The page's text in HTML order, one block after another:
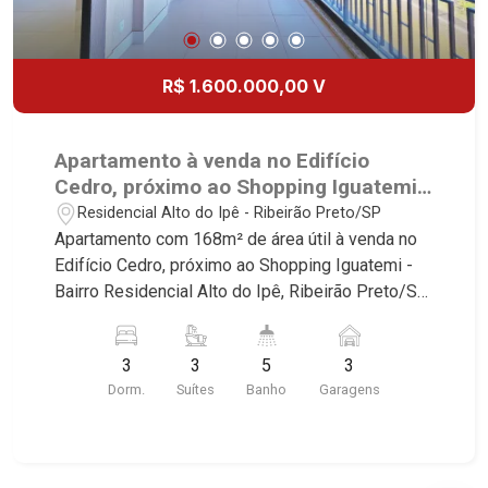
Jardim Califórnia, Quinta da Primavera, Bonfim
Paulista, Vila Seixas, Jardim Paulista, Jardim
Paulistano, Lagoinha, Ribeirânia, Nova Ribeirânia,
Jardim Macedo, Jardim São Luiz, Centro, Jardim
Jardim Ana Maria, San Marco, Vila Romana,
Bosque dos Juritis, Jardim dos Guaporés e Bella
Città Residencial e Industrial. Avenida João Fiúsa,
1051 - Alto da Boa Vista | Ribeirão Preto
R$ 1.600.000,00 V
Apartamento à venda no Edifício
Cedro, próximo ao Shopping Iguatemi -
Ribeirão Preto/SP.
Residencial Alto do Ipê - Ribeirão Preto/SP
Apartamento com 168m² de área útil à venda no
Edifício Cedro, próximo ao Shopping Iguatemi -
Bairro Residencial Alto do Ipê, Ribeirão Preto/SP.
Martinelli Imobiliária selecionou para você: -
168m² de área útil - 3 suítes com ar-
condicionado - Sala 2 ambientes - Lavabo - Copa
3
Dorm.
3
Suítes
5
Banho
3
Garagens